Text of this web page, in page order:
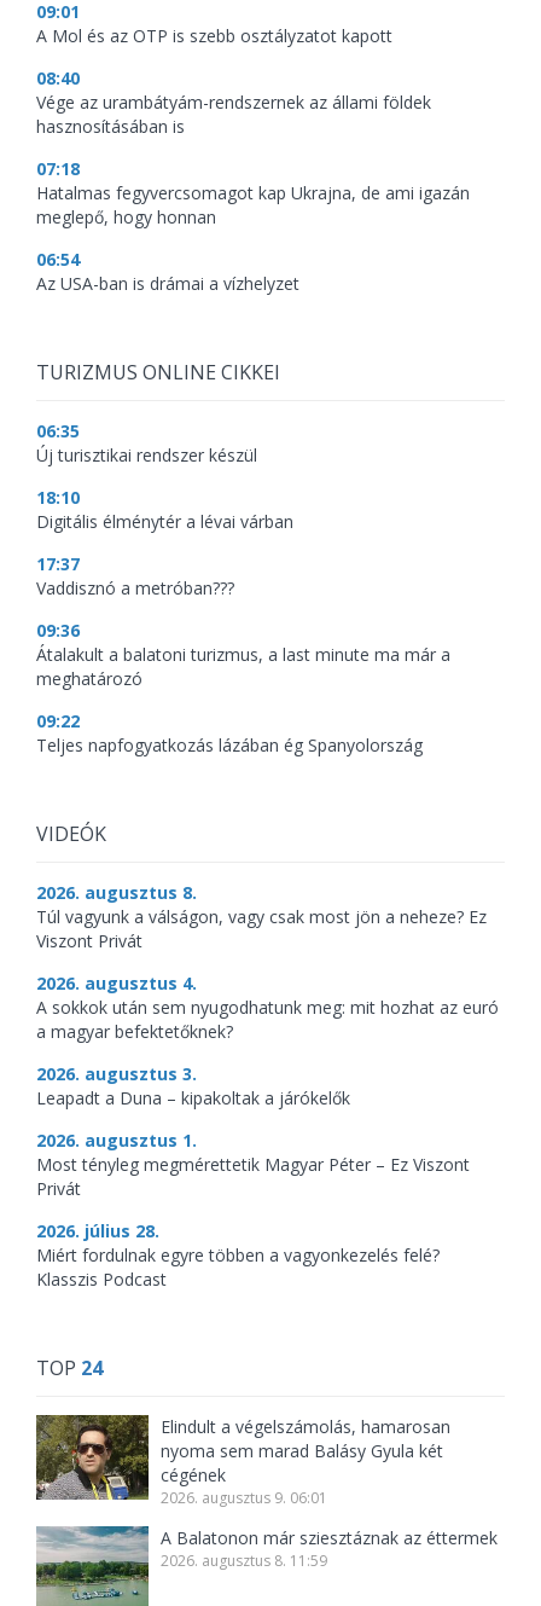
09:01
A Mol és az OTP is szebb osztályzatot kapott
08:40
Vége az urambátyám-rendszernek az állami földek
hasznosításában is
07:18
Hatalmas fegyvercsomagot kap Ukrajna, de ami igazán
meglepő, hogy honnan
06:54
Az USA-ban is drámai a vízhelyzet
TURIZMUS ONLINE CIKKEI
06:35
Új turisztikai rendszer készül
18:10
Digitális élménytér a lévai várban
17:37
Vaddisznó a metróban???
09:36
Átalakult a balatoni turizmus, a last minute ma már a
meghatározó
09:22
Teljes napfogyatkozás lázában ég Spanyolország
VIDEÓK
2026. augusztus 8.
Túl vagyunk a válságon, vagy csak most jön a neheze? Ez
Viszont Privát
2026. augusztus 4.
A sokkok után sem nyugodhatunk meg: mit hozhat az euró
a magyar befektetőknek?
2026. augusztus 3.
Leapadt a Duna – kipakoltak a járókelők
2026. augusztus 1.
Most tényleg megmérettetik Magyar Péter – Ez Viszont
Privát
2026. július 28.
Miért fordulnak egyre többen a vagyonkezelés felé?
Klasszis Podcast
TOP 24
Elindult a végelszámolás, hamarosan
nyoma sem marad Balásy Gyula két
cégének
2026. augusztus 9. 06:01
A Balatonon már sziesztáznak az éttermek
2026. augusztus 8. 11:59